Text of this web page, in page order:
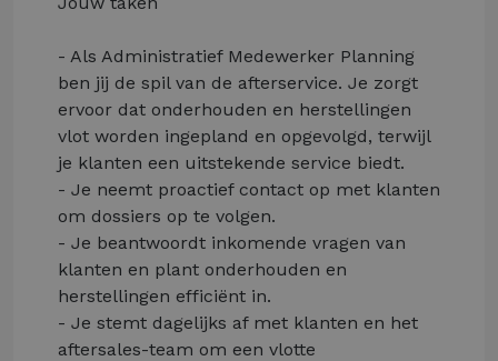
- Als Administratief Medewerker Planning
ben jij de spil van de afterservice. Je zorgt
ervoor dat onderhouden en herstellingen
vlot worden ingepland en opgevolgd, terwijl
je klanten een uitstekende service biedt.
- Je neemt proactief contact op met klanten
om dossiers op te volgen.
- Je beantwoordt inkomende vragen van
klanten en plant onderhouden en
herstellingen efficiënt in.
- Je stemt dagelijks af met klanten en het
aftersales-team om een vlotte